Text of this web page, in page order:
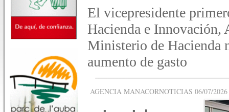
El vicepresidente
Hacienda e Innovación,
Ministerio de Hacienda
aumento de gasto
AGENCIA MANACORNOTICIAS 06/07/